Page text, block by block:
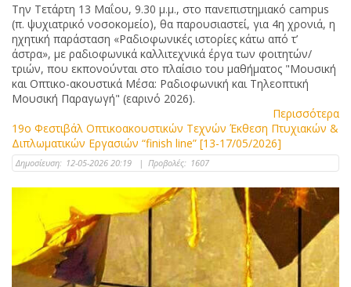
Την Τετάρτη 13 Μαΐου, 9.30 μ.μ., στο πανεπιστημιακό campus
(π. ψυχιατρικό νοσοκομείο), θα παρουσιαστεί, για 4η χρονιά, η
ηχητική παράσταση «Ραδιοφωνικές ιστορίες κάτω από τ’
άστρα», με ραδιοφωνικά καλλιτεχνικά έργα των φοιτητών/
τριών, που εκπονούνται στο πλαίσιο του μαθήματος "Μουσική
και Οπτικο-ακουστικά Μέσα: Ραδιοφωνική και Τηλεοπτική
Μουσική Παραγωγή" (εαρινό 2026).
Περισσότερα
19ο Φεστιβάλ Οπτικοακουστικών Τεχνών Έκθεση Πτυχιακών &
Διπλωματικών Εργασιών “finish line” [13-17/05/2026]
Δημοσίευση: 12-05-2026 20:19 | Προβολές: 1607